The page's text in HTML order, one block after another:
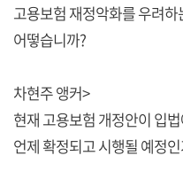
고용보험 재정악화를 우려
어떻습니까?
차현주 앵커>
현재 고용보험 개정안이 입
언제 확정되고 시행될 예정